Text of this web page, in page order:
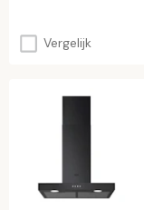
Vergelijk